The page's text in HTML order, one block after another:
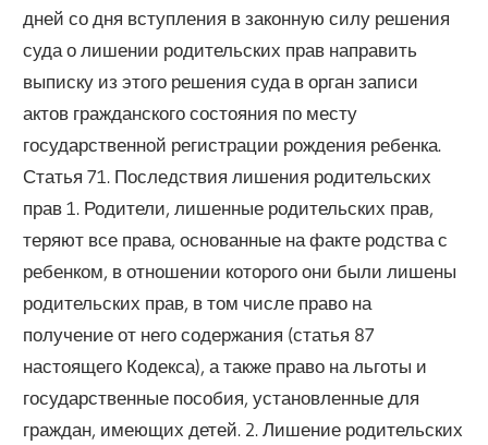
дней со дня вступления в законную силу решения
суда о лишении родительских прав направить
выписку из этого решения суда в орган записи
актов гражданского состояния по месту
государственной регистрации рождения ребенка.
Статья 71. Последствия лишения родительских
прав 1. Родители, лишенные родительских прав,
теряют все права, основанные на факте родства с
ребенком, в отношении которого они были лишены
родительских прав, в том числе право на
получение от него содержания (статья 87
настоящего Кодекса), а также право на льготы и
государственные пособия, установленные для
граждан, имеющих детей. 2. Лишение родительских